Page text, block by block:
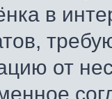
в
от